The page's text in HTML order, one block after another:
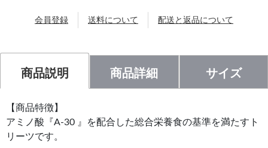
会員登録 送料について 配送と返品について
商品説明 商品詳細 サイズ
【商品特徴】
アミノ酸『A-30 』を配合した総合栄養食の基準を満たすト
リーツです。